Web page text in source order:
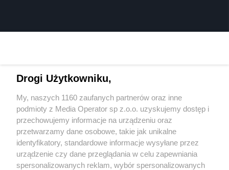
3 / 0
Wydawca mediów lokalnych
Drogi Użytkowniku,
My, naszych 1160 zaufanych partnerów oraz inne
podmioty z Media Operator sp z.o.o. uzyskujemy dostęp i
przechowujemy informacje na urządzeniu oraz
przetwarzamy dane osobowe, takie jak unikalne
identyfikatory, standardowe informacje wysyłane przez
urządzenie czy dane przeglądania w celu zapewniania
spersonalizowanych reklam, wybór spersonalizowanych